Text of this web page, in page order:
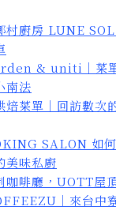
村廚房 LUNE
& uniti｜菜
南法
焙菜單｜回訪數次
SALON 如
美味私廚
咖啡廳，UOTT屋
｜來台中